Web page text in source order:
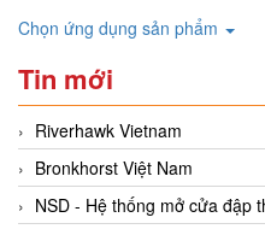
Chọn ứng dụng sản phẩm
Tin mới
Riverhawk Vietnam
Bronkhorst Việt Nam
NSD - Hệ thống mở cửa đập